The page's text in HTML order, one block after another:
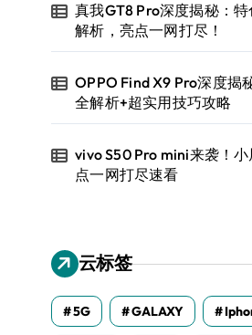
真我GT8 Pro深度揭秘：
解析，亮点一网打尽！
OPPO Find X9 Pro深度揭
全解析+超实用技巧攻略
vivo S50 Pro mini来袭！
点一网打尽速看
云标签
5G GALAXY